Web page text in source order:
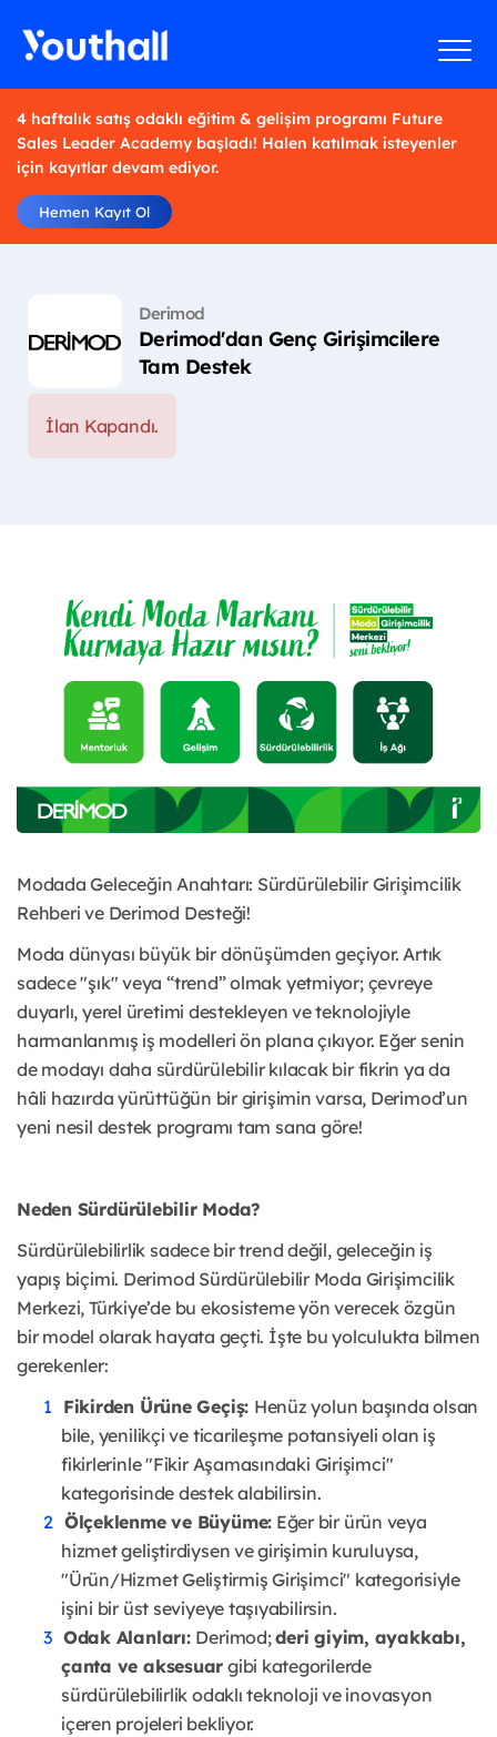
4 haftalık satış odaklı eğitim & gelişim programı Future
Sales Leader Academy başladı! Halen katılmak isteyenler
için kayıtlar devam ediyor.
Hemen Kayıt Ol
Derimod
Derimod'dan Genç Girişimcilere
Tam Destek
İlan Kapandı.
Modada Geleceğin Anahtarı: Sürdürülebilir Girişimcilik
Rehberi ve Derimod Desteği!
Moda dünyası büyük bir dönüşümden geçiyor. Artık
sadece "şık" veya “trend” olmak yetmiyor; çevreye
duyarlı, yerel üretimi destekleyen ve teknolojiyle
harmanlanmış iş modelleri ön plana çıkıyor. Eğer senin
de modayı daha sürdürülebilir kılacak bir fikrin ya da
hâli hazırda yürüttüğün bir girişimin varsa, Derimod’un
yeni nesil destek programı tam sana göre!
Neden Sürdürülebilir Moda?
Sürdürülebilirlik sadece bir trend değil, geleceğin iş
yapış biçimi. Derimod Sürdürülebilir Moda Girişimcilik
Merkezi, Türkiye’de bu ekosisteme yön verecek özgün
bir model olarak hayata geçti. İşte bu yolculukta bilmen
gerekenler:
Fikirden Ürüne Geçiş: Henüz yolun başında olsan
bile, yenilikçi ve ticarileşme potansiyeli olan iş
fikirlerinle "Fikir Aşamasındaki Girişimci"
kategorisinde destek alabilirsin.
Ölçeklenme ve Büyüme: Eğer bir ürün veya
hizmet geliştirdiysen ve girişimin kuruluysa,
"Ürün/Hizmet Geliştirmiş Girişimci" kategorisiyle
işini bir üst seviyeye taşıyabilirsin.
Odak Alanları: Derimod;deri giyim, ayakkabı,
çanta ve aksesuar gibi kategorilerde
sürdürülebilirlik odaklı teknoloji ve inovasyon
içeren projeleri bekliyor.